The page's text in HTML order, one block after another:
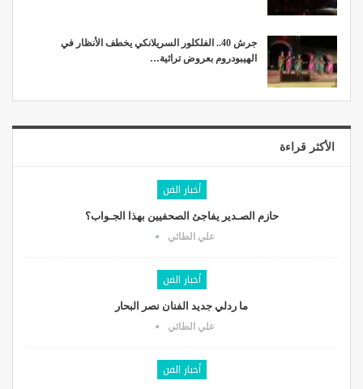
جرش 40.. الفلكلور السريلانكي يخطف الأنظار في
الهيبودروم بعروض تراثية…
الأكثر قراءة
أخبار الفن
حازم الصـدير يفاجئ الصحفيين بهذا الجـواب؟
علي الطائي
أخبار الفن
ما ردلي جديد الفنان نصر البحار
علي الطائي
أخبار الفن